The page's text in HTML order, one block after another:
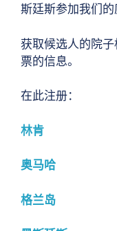
斯廷斯参加我们的
获取候选人的院
票的信息。
在此注册：
林肯
奥马哈
格兰岛